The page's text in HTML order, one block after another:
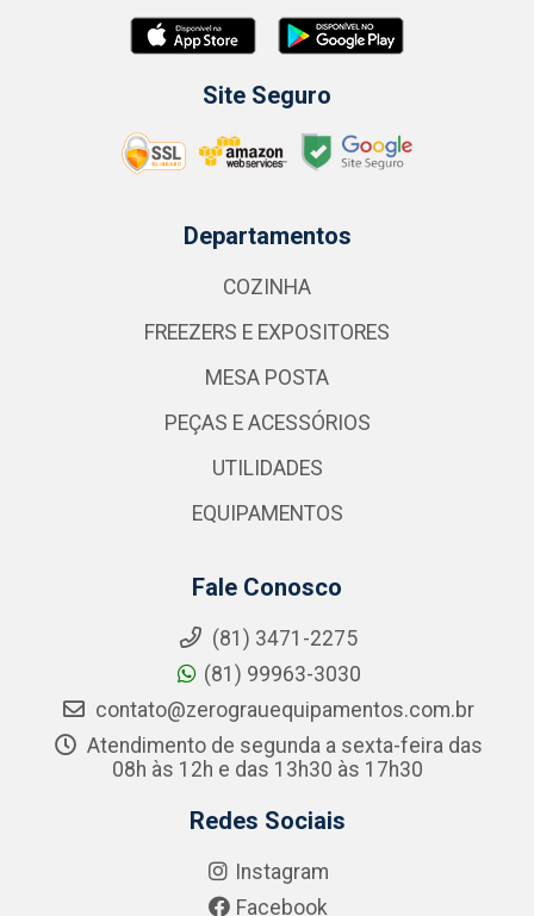
Site Seguro
Departamentos
COZINHA
FREEZERS E EXPOSITORES
MESA POSTA
PEÇAS E ACESSÓRIOS
UTILIDADES
EQUIPAMENTOS
Fale Conosco
(81) 3471-2275
(81) 99963-3030
contato@zerograuequipamentos.com.br
Atendimento de segunda a sexta-feira das
08h às 12h e das 13h30 às 17h30
Redes Sociais
Instagram
Facebook